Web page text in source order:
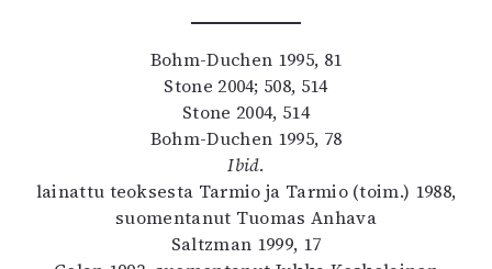
Bohm-Duchen 1995, 81
Stone 2004; 508, 514
Stone 2004, 514
Bohm-Duchen 1995, 78
Ibid.
lainattu teoksesta Tarmio ja Tarmio (toim.) 1988,
suomentanut Tuomas Anhava
Saltzman 1999, 17